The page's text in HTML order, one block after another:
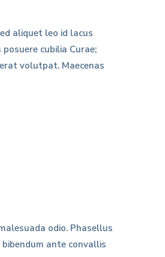
aliquet leo id lacus
cubilia Curae;
volutpat. Maecenas
odio. Phasellus
ante convallis